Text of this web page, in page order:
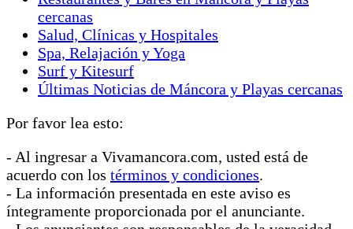
cercanas
Salud, Clínicas y Hospitales
Spa, Relajación y Yoga
Surf y Kitesurf
Últimas Noticias de Máncora y Playas cercanas
Por favor lea esto:
- Al ingresar a Vivamancora.com, usted está de
acuerdo con los términos y condiciones.
- La información presentada en este aviso es
íntegramente proporcionada por el anunciante.